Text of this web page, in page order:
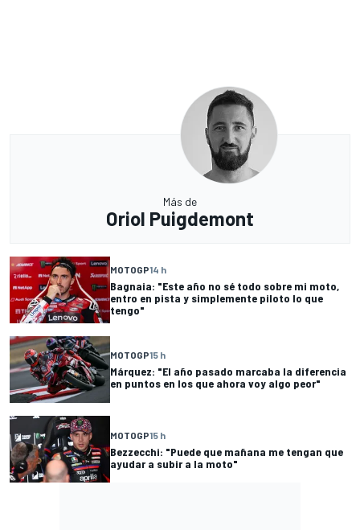
Más de
Oriol Puigdemont
MOTOGP14 h
Bagnaia: "Este año no sé todo sobre mi moto,
entro en pista y simplemente piloto lo que
tengo"
MOTOGP15 h
Márquez: "El año pasado marcaba la diferencia
en puntos en los que ahora voy algo peor"
MOTOGP15 h
Bezzecchi: "Puede que mañana me tengan que
ayudar a subir a la moto"